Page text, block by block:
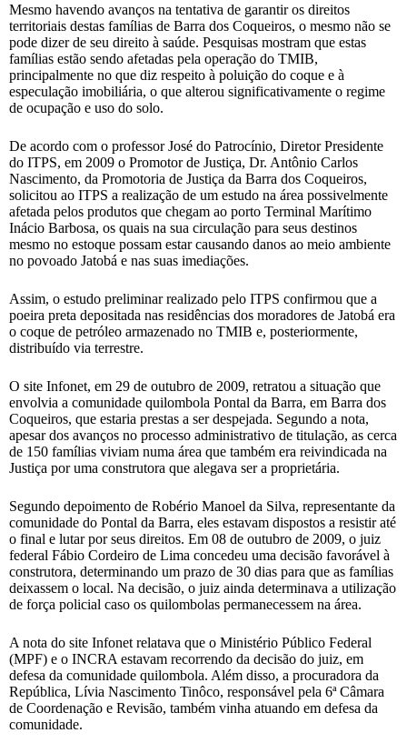
Mesmo havendo avanços na tentativa de garantir os direitos
territoriais destas famílias de Barra dos Coqueiros, o mesmo não se
pode dizer de seu direito à saúde. Pesquisas mostram que estas
famílias estão sendo afetadas pela operação do TMIB,
principalmente no que diz respeito à poluição do coque e à
especulação imobiliária, o que alterou significativamente o regime
de ocupação e uso do solo.
De acordo com o professor José do Patrocínio, Diretor Presidente
do ITPS, em 2009 o Promotor de Justiça, Dr. Antônio Carlos
Nascimento, da Promotoria de Justiça da Barra dos Coqueiros,
solicitou ao ITPS a realização de um estudo na área possivelmente
afetada pelos produtos que chegam ao porto Terminal Marítimo
Inácio Barbosa, os quais na sua circulação para seus destinos
mesmo no estoque possam estar causando danos ao meio ambiente
no povoado Jatobá e nas suas imediações.
Assim, o estudo preliminar realizado pelo ITPS confirmou que a
poeira preta depositada nas residências dos moradores de Jatobá era
o coque de petróleo armazenado no TMIB e, posteriormente,
distribuído via terrestre.
O site Infonet, em 29 de outubro de 2009, retratou a situação que
envolvia a comunidade quilombola Pontal da Barra, em Barra dos
Coqueiros, que estaria prestas a ser despejada. Segundo a nota,
apesar dos avanços no processo administrativo de titulação, as cerca
de 150 famílias viviam numa área que também era reivindicada na
Justiça por uma construtora que alegava ser a proprietária.
Segundo depoimento de Robério Manoel da Silva, representante da
comunidade do Pontal da Barra, eles estavam dispostos a resistir até
o final e lutar por seus direitos. Em 08 de outubro de 2009, o juiz
federal Fábio Cordeiro de Lima concedeu uma decisão favorável à
construtora, determinando um prazo de 30 dias para que as famílias
deixassem o local. Na decisão, o juiz ainda determinava a utilização
de força policial caso os quilombolas permanecessem na área.
A nota do site Infonet relatava que o Ministério Público Federal
(MPF) e o INCRA estavam recorrendo da decisão do juiz, em
defesa da comunidade quilombola. Além disso, a procuradora da
República, Lívia Nascimento Tinôco, responsável pela 6ª Câmara
de Coordenação e Revisão, também vinha atuando em defesa da
comunidade.